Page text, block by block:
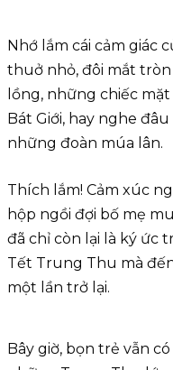
Nhớ lắm cái cảm giác
thuở nhỏ, đôi mắt
lồng, những chiếc
Bát Giới, hay nghe
những đoàn múa lân.
Thích lắm! Cảm xúc
hộp ngồi đợi bố mẹ
đã chỉ còn lại là ký ức
Tết Trung Thu mà
một lần trở lại.
Bây giờ, bọn trẻ vẫn